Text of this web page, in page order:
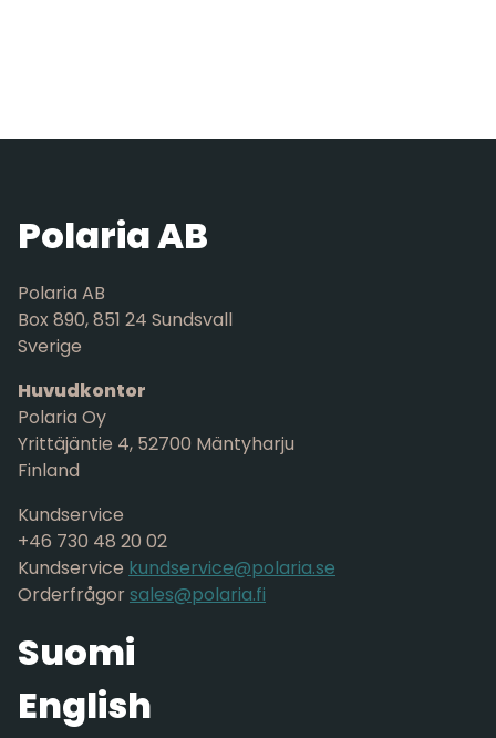
Polaria AB
Polaria AB
Box 890, 851 24 Sundsvall
Sverige
Huvudkontor
Polaria Oy
Yrittäjäntie 4, 52700 Mäntyharju
Finland
Kundservice
+46 730 48 20 02
Kundservice kundservice@polaria.se
Orderfrågorsales@polaria.fi
Suomi
English